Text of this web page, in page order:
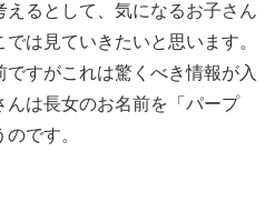
えるとして、気になるお子さん
は見ていきたいと思います。
ですがこれは驚くべき情報が入
んは長女のお名前を「パープ
です。